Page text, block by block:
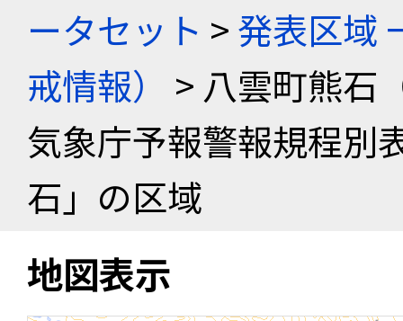
ータセット >発表区域
戒情報）
> 八雲町熊石
気象庁予報警報規程別
石」の区域
地図表示